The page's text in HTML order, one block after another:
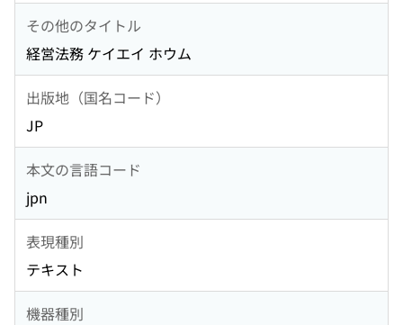
その他のタイトル
経営法務 ケイエイ ホウム
出版地（国名コード）
JP
本文の言語コード
jpn
表現種別
テキスト
機器種別